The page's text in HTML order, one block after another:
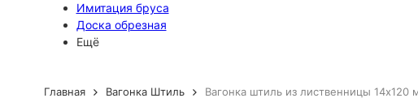
Имитация бруса
Доска обрезная
Ещё
Главная Вагонка Штиль Вагонка штиль из лиственницы 14x120